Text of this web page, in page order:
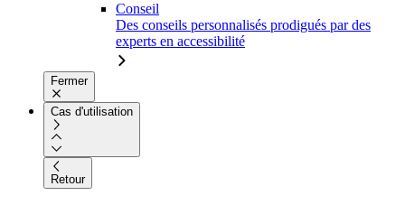
Conseil
Des conseils personnalisés prodigués par des
experts en accessibilité
Fermer
Cas d'utilisation
Retour